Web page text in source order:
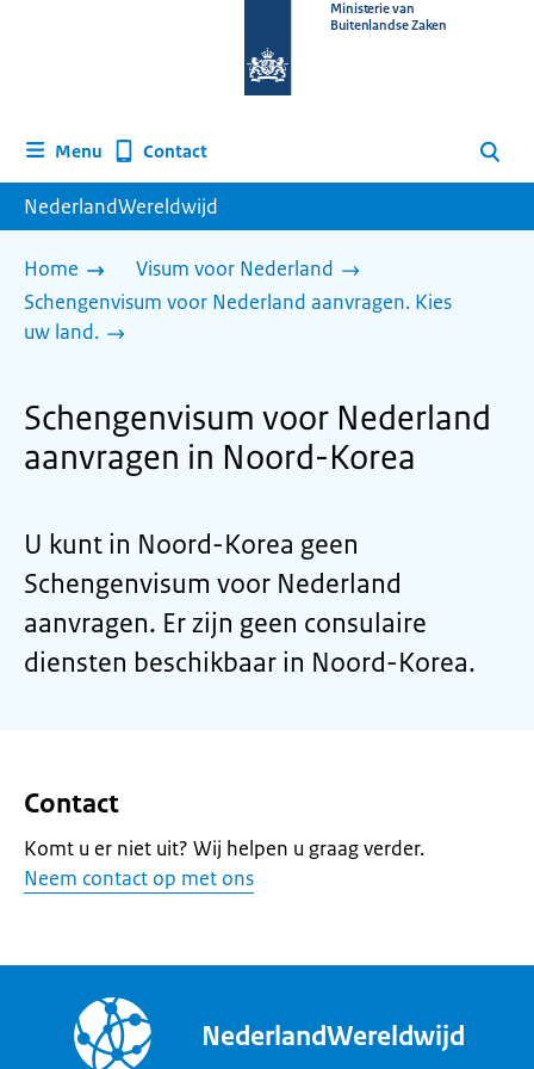
homepage
Ministerie van
Buitenlandse Zaken
Menu Contact Zoeken
NederlandWereldwijd
Home
Visum voor Nederland
Schengenvisum voor Nederland aanvragen. Kies
uw land.
Schengenvisum voor Nederland
aanvragen in Noord-Korea
U kunt in Noord-Korea geen
Schengenvisum voor Nederland
aanvragen. Er zijn geen consulaire
diensten beschikbaar in Noord-Korea.
Contact
Komt u er niet uit? Wij helpen u graag verder.
Neem contact op met ons
NederlandWereldwijd